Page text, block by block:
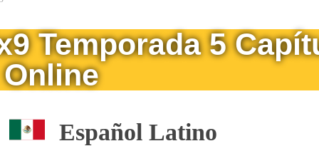
Temporada 5
Online
Español Latino